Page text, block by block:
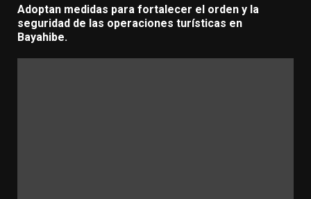
Adoptan medidas para fortalecer el orden y la
seguridad de las operaciones turísticas en
Bayahibe.